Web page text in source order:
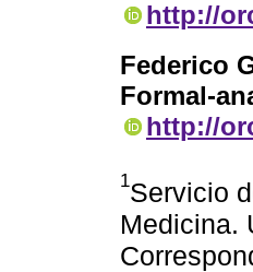
http://
Federico
Formal-
http://
1Servicio
Medicina.